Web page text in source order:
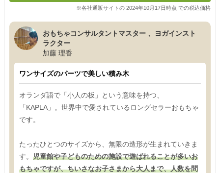
※各社通販サイトの 2024年10月17日時点 での税込価格
おもちゃコンサルタントマスター 、ヨガインスト
ラクター
加藤 理香
ワンサイズのパーツで美しい積み木
オランダ語で「小人の板」という意味を持つ、
「KAPLA」。世界中で愛されているロングセラーおもちゃ
です。
たったひとつのサイズから、無限の造形が生まれていきま
す。 児童館や子どものための施設で遊ばれることが多いお
もちゃですが、ちいさなお子さまから大人まで、人数を問